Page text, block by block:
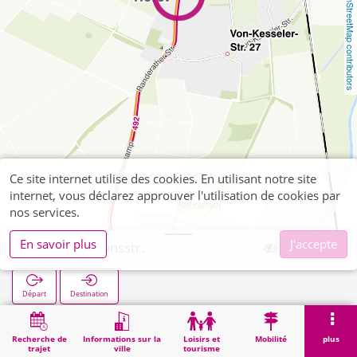
OpenStreetMap contributors
Recherche de
trajet
Informations sur la
ville
Loisirs et
tourisme
Mobilité plus
Horst Borgansstr.
Départ Destination
Démarrage Horst Borgansstr.
Ce site internet utilise des cookies. En utilisant notre site
internet, vous déclarez approuver l'utilisation de cookies par
nos services.
En savoir plus
J'accepte